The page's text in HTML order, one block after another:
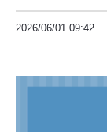
2026/06/01 09:42